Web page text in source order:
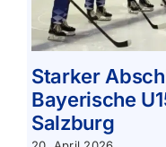
Starker
Bayerische
Salzburg